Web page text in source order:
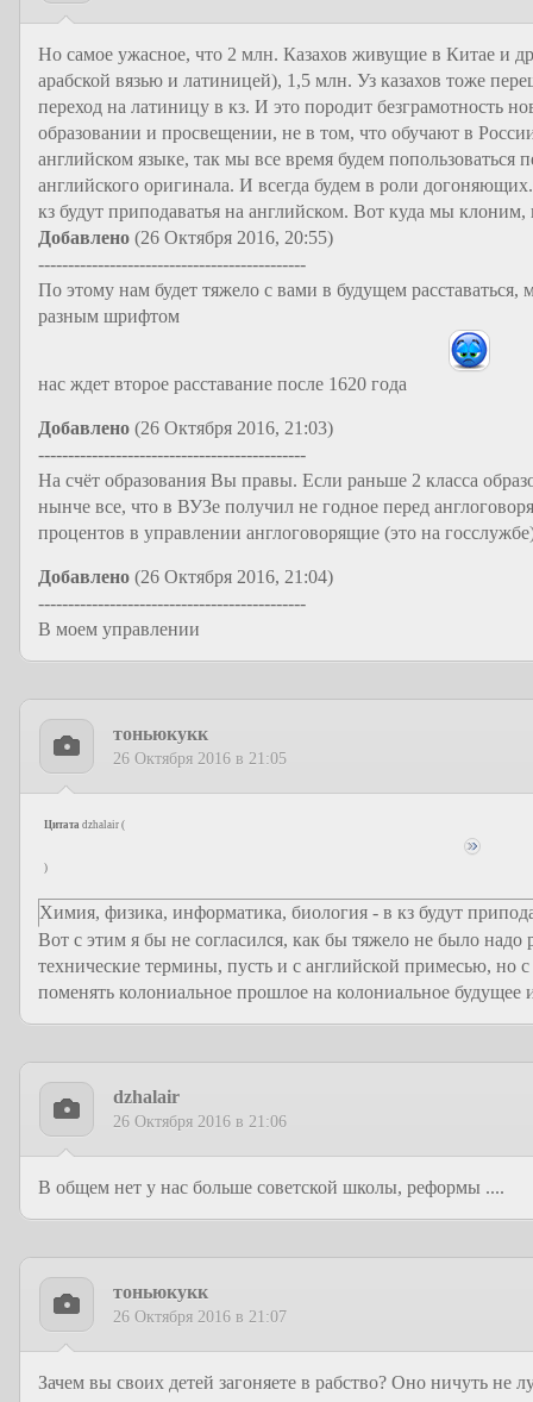
Но самое ужасное, что 2 млн. Казахов живущие в Китае и
арабской вязью и латиницей), 1,5 млн. Уз казахов тоже
переход на латиницу в кз. И это породит безграмотность
образовании и просвещении, не в том, что обучают в
английском языке, так мы все время будем попользоваться
английского оригинала. И всегда будем в роли
кз будут приподаватья на английском. Вот куда мы клоним,
Добавлено (26 Октября 2016, 20:55)
---------------------------------------------
По этому нам будет тяжело с вами в будущем
разным шрифтом
нас ждет второе расставание после 1620 года
Добавлено (26 Октября 2016, 21:03)
---------------------------------------------
На счёт образования Вы правы. Если раньше 2 класса
нынче все, что в ВУЗе получил не годное перед
процентов в управлении англоговорящие (это на
Добавлено (26 Октября 2016, 21:04)
---------------------------------------------
В моем управлении
тоньюкукк
26 Октября 2016 в 21:05
Цитата dzhalair (
)
Химия, физика, информатика, биология - в кз будут
Вот с этим я бы не согласился, как бы тяжело не было надо
технические термины, пусть и с английской примесью, но
поменять колониальное прошлое на колониальное
dzhalair
26 Октября 2016 в 21:06
В общем нет у нас больше советской школы, реформы ....
тоньюкукк
26 Октября 2016 в 21:07
Зачем вы своих детей загоняете в рабство? Оно ничуть не